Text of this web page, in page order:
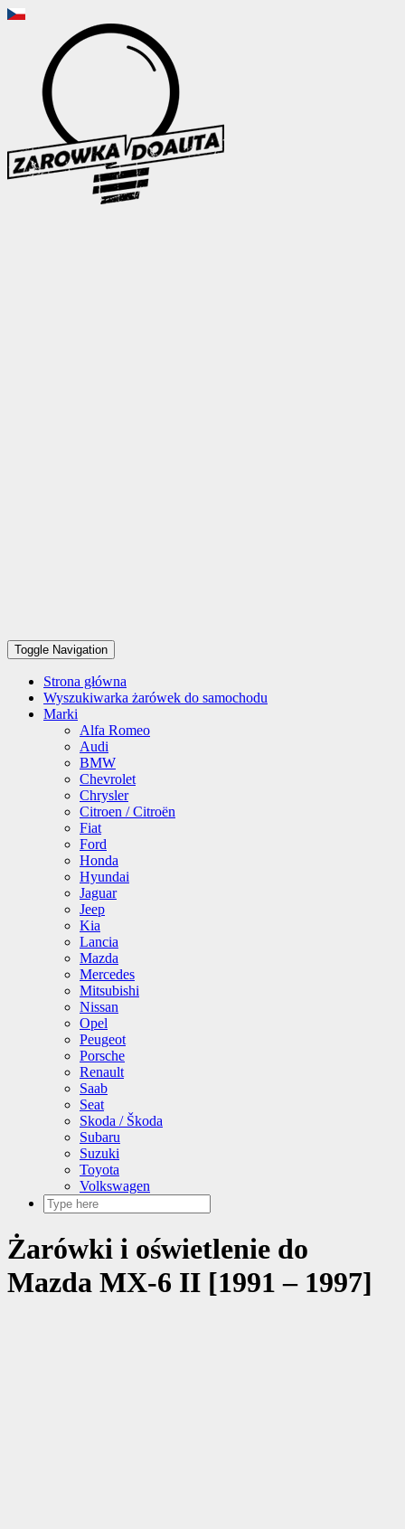
Toggle Navigation
Strona główna
Wyszukiwarka żarówek do samochodu
Marki
Alfa Romeo
Audi
BMW
Chevrolet
Chrysler
Citroen / Citroën
Fiat
Ford
Honda
Hyundai
Jaguar
Jeep
Kia
Lancia
Mazda
Mercedes
Mitsubishi
Nissan
Opel
Peugeot
Porsche
Renault
Saab
Seat
Skoda / Škoda
Subaru
Suzuki
Toyota
Volkswagen
Żarówki i oświetlenie do
Mazda MX-6 II [1991 – 1997]